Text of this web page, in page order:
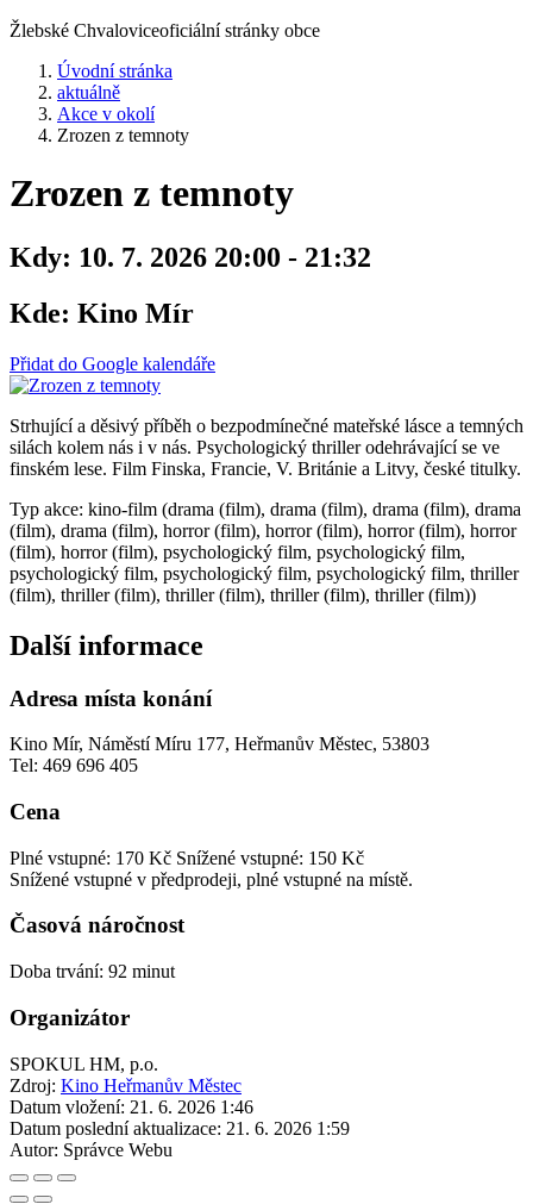
Žlebské Chvaloviceoficiální stránky obce
Úvodní stránka
aktuálně
Akce v okolí
Zrozen z temnoty
Zrozen z temnoty
Kdy: 10. 7. 2026 20:00 - 21:32
Kde: Kino Mír
Přidat do Google kalendáře
Strhující a děsivý příběh o bezpodmínečné mateřské lásce a temných
silách kolem nás i v nás. Psychologický thriller odehrávající se ve
finském lese. Film Finska, Francie, V. Británie a Litvy, české titulky.
Typ akce: kino-film (drama (film), drama (film), drama (film), drama
(film), drama (film), horror (film), horror (film), horror (film), horror
(film), horror (film), psychologický film, psychologický film,
psychologický film, psychologický film, psychologický film, thriller
(film), thriller (film), thriller (film), thriller (film), thriller (film))
Další informace
Adresa místa konání
Kino Mír, Náměstí Míru 177, Heřmanův Městec, 53803
Tel: 469 696 405
Cena
Plné vstupné: 170 Kč Snížené vstupné: 150 Kč
Snížené vstupné v předprodeji, plné vstupné na místě.
Časová náročnost
Doba trvání: 92 minut
Organizátor
SPOKUL HM, p.o.
Zdroj: Kino Heřmanův Městec
Datum vložení: 21. 6. 2026 1:46
Datum poslední aktualizace: 21. 6. 2026 1:59
Autor: Správce Webu